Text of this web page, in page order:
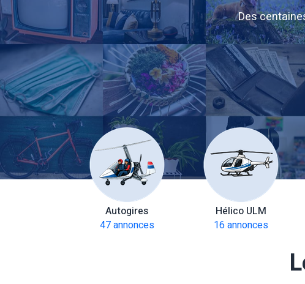
Des
Autogires
47 annonces
Hélico ULM
16 annonces